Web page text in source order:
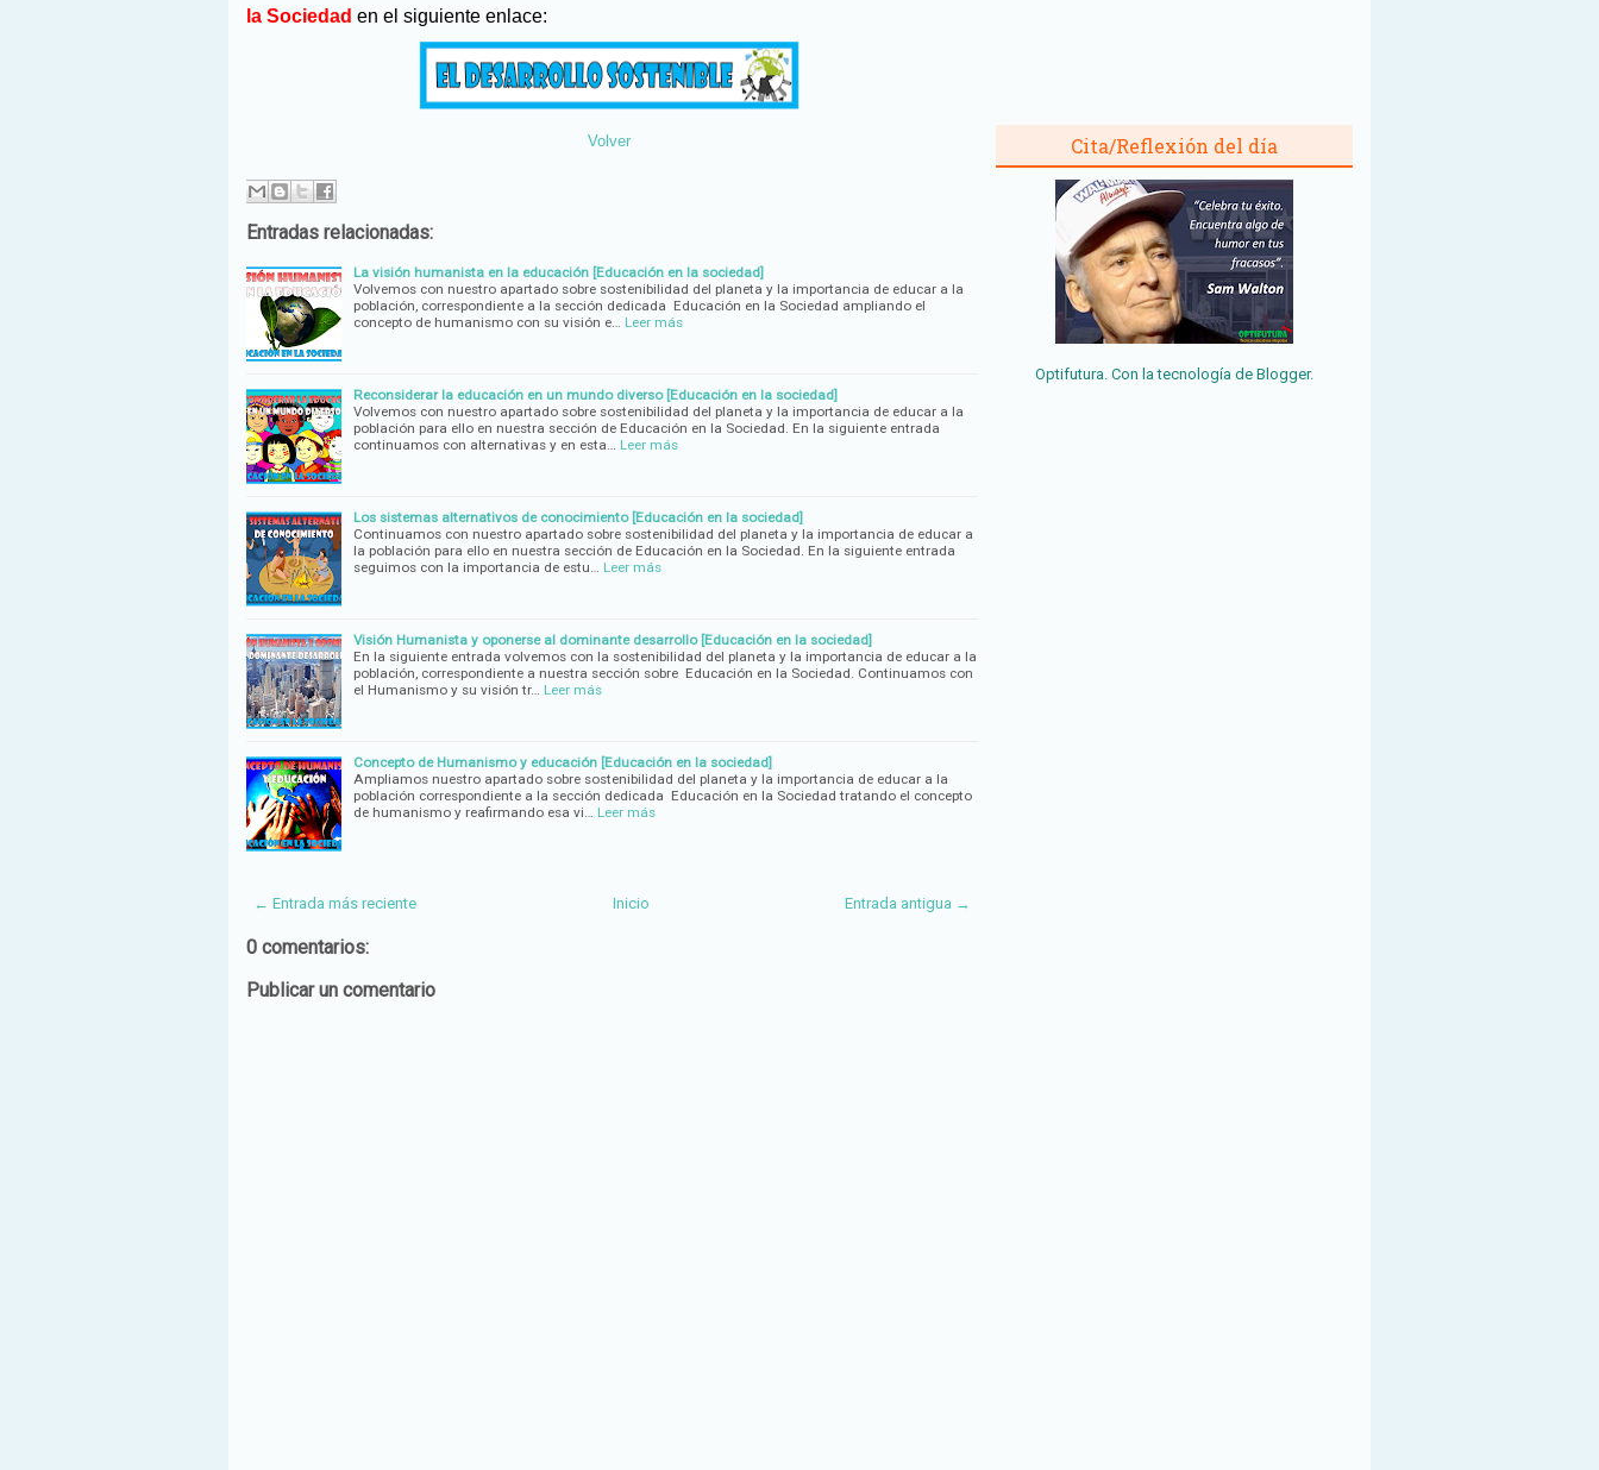
la Sociedad en el siguiente enlace:
Volver
Entradas relacionadas:
La visión humanista en la educación [Educación en la sociedad]
Volvemos con nuestro apartado sobre sostenibilidad del planeta y la importancia de educar a la
población, correspondiente a la sección dedicada Educación en la Sociedad ampliando el
concepto de humanismo con su visión e…
Leer más
Reconsiderar la educación en un mundo diverso [Educación en la sociedad]
Volvemos con nuestro apartado sobre sostenibilidad del planeta y la importancia de educar a la
población para ello en nuestra sección de Educación en la Sociedad. En la siguiente entrada
continuamos con alternativas y en esta…
Leer más
Los sistemas alternativos de conocimiento [Educación en la sociedad]
Continuamos con nuestro apartado sobre sostenibilidad del planeta y la importancia de educar a
la población para ello en nuestra sección de Educación en la Sociedad. En la siguiente entrada
seguimos con la importancia de estu…
Leer más
Visión Humanista y oponerse al dominante desarrollo [Educación en la sociedad]
En la siguiente entrada volvemos con la sostenibilidad del planeta y la importancia de educar a la
población, correspondiente a nuestra sección sobre Educación en la Sociedad. Continuamos con
el Humanismo y su visión tr…
Leer más
Concepto de Humanismo y educación [Educación en la sociedad]
Ampliamos nuestro apartado sobre sostenibilidad del planeta y la importancia de educar a la
población correspondiente a la sección dedicada Educación en la Sociedad tratando el concepto
de humanismo y reafirmando esa vi…
Leer más
← Entrada más reciente Entrada antigua →
Inicio
0 comentarios:
Publicar un comentario
Cita/Reflexión del día
Optifutura. Con la tecnología de Blogger.